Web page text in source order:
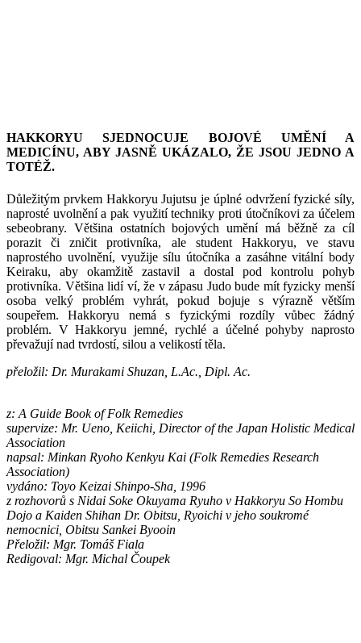
HAKKORYU SJEDNOCUJE BOJOVÉ UMĚNÍ A
MEDICÍNU, ABY JASNĚ UKÁZALO, ŽE JSOU JEDNO A
TOTÉŽ.
Důležitým prvkem Hakkoryu Jujutsu je úplné odvržení fyzické síly,
naprosté uvolnění a pak využití techniky proti útočníkovi za účelem
sebeobrany. Většina ostatních bojových umění má běžně za cíl
porazit či zničit protivníka, ale student Hakkoryu, ve stavu
naprostého uvolnění, využije sílu útočníka a zasáhne vitální body
Keiraku, aby okamžitě zastavil a dostal pod kontrolu pohyb
protivníka. Většina lidí ví, že v zápasu Judo bude mít fyzicky menší
osoba velký problém vyhrát, pokud bojuje s výrazně větším
soupeřem. Hakkoryu nemá s fyzickými rozdíly vůbec žádný
problém. V Hakkoryu jemné, rychlé a účelné pohyby naprosto
převažují nad tvrdostí, silou a velikostí těla.
přeložil: Dr. Murakami Shuzan, L.Ac., Dipl. Ac.
z: A Guide Book of Folk Remedies
supervize: Mr. Ueno, Keiichi, Director of the Japan Holistic Medical
Association
napsal: Minkan Ryoho Kenkyu Kai (Folk Remedies Research
Association)
vydáno: Toyo Keizai Shinpo-Sha, 1996
z rozhovorů s Nidai Soke Okuyama Ryuho v Hakkoryu So Hombu
Dojo a Kaiden Shihan Dr. Obitsu, Ryoichi v jeho soukromé
nemocnici, Obitsu Sankei Byooin
Přeložil: Mgr. Tomáš Fiala
Redigoval: Mgr. Michal Čoupek